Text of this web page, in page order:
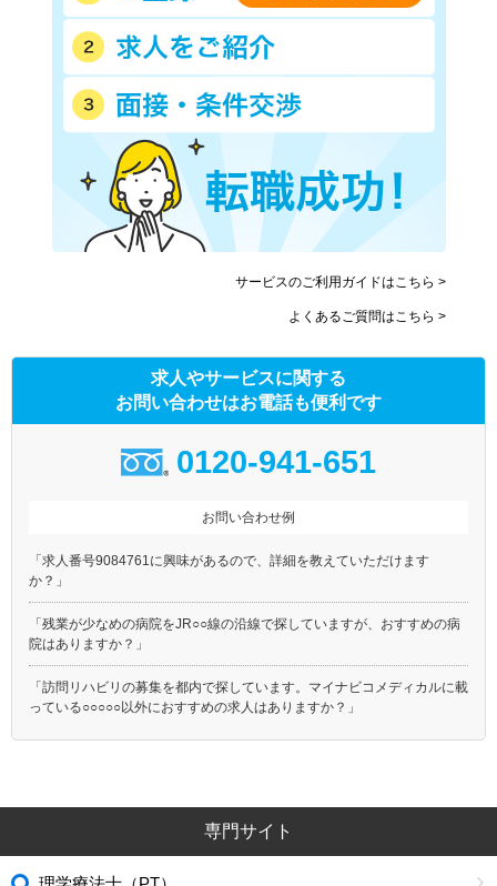
サービスのご利用ガイドはこちら >
よくあるご質問はこちら >
求人やサービスに関する
お問い合わせはお電話も便利です
0120-941-651
お問い合わせ例
「求人番号9084761に興味があるので、詳細を教えていただけます
か？」
「残業が少なめの病院をJR○○線の沿線で探していますが、おすすめの病
院はありますか？」
「訪問リハビリの募集を都内で探しています。マイナビコメディカルに載
っている○○○○○以外におすすめの求人はありますか？」
専門サイト